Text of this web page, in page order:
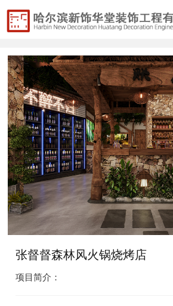
张督督森林风火锅烧烤店
项目简介：